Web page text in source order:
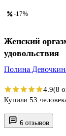
6 отзывов
-17%
Женский
удовольствия
Полина
4.9(8
Купили 53